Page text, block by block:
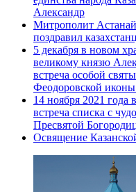
Александр
Митрополит
поздравил
5 декабря в новом
великому князю
встреча особой
Феодоровской
14 ноября 2021 года
встреча списка с
Пресвятой
Освящение